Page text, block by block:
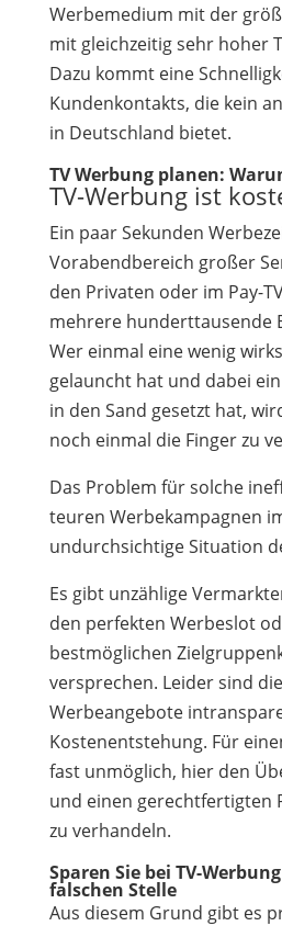
Werbemedium mit der
mit gleichzeitig sehr hoher
Dazu kommt eine
Kundenkontakts, die kein
in Deutschland bietet.
TV Werbung planen:
TV-Werbung ist
Ein paar Sekunden
Vorabendbereich großer
den Privaten oder im Pay-
mehrere hunderttausende
Wer einmal eine wenig
gelauncht hat und dabei
in den Sand gesetzt hat,
noch einmal die Finger zu
Das Problem für solche
teuren Werbekampagnen
undurchsichtige Situation
Es gibt unzählige
den perfekten Werbeslot
bestmöglichen
versprechen. Leider sind
Werbeangebote
Kostenentstehung. Für
fast unmöglich, hier den
und einen gerechtfertigten
zu verhandeln.
Sparen Sie bei TV-
falschen Stelle
Aus diesem Grund gibt es